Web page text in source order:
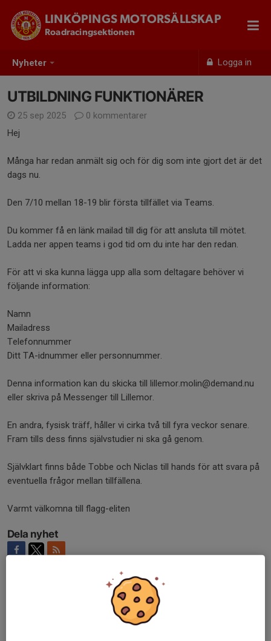
Nyheter Logga in
LINKÖPINGS MOTORSÄLLSKAP
Roadracingsektionen
UTBILDNING FUNKTIONÄRER
25 sep 2025
0 kommentarer
Hej
Många har redan anmält sig och för dig som inte gjort det är det
dags nu.
Den 7/10 mellan 18-19 blir första tillfället via Teams.
Du kommer få en länk mailad till dig för att ansluta till mötet.
Ladda ner appen teams i god tid om du inte har den redan.
För att vi ska kunna lägga upp alla som deltagare behöver vi
följande information:
Namn
Mailadress
Telefonnummer
Ditt TA-idnummer eller personnummer.
Denna information kan du skicka till lillemor.molin@demand.nu
eller skriva på Messenger till Lillemor.
En andra, fysisk träff, håller vi cirka två till fyra veckor senare.
Fram tills dess finns självstudier ni ska gå genom.
Självklart finns både Tobbe och Niclas till hands för att svara på
eventuella frågor mellan tillfällena.
Varmt välkomna till flagg-eliten
Dela nyhet